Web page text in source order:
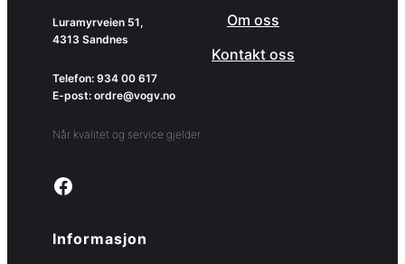
Luramyrveien 51,
4313 Sandnes
Telefon: 934 00 617
E-post: ordre@vogv.no
Når kvalitet og service gjelder.
Link to facebook page
Om oss
Kontakt oss
Informasjon